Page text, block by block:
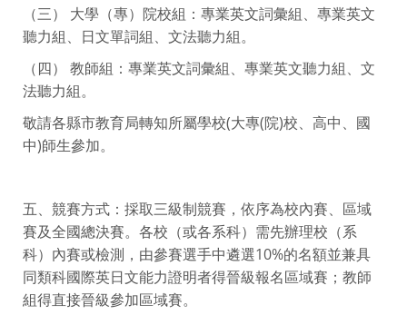
（三） 大學（專）院校組：專業英文詞彙組、專業英文
聽力組、日文單詞組、文法聽力組。
（四） 教師組：專業英文詞彙組、專業英文聽力組、文
法聽力組。
敬請各縣市教育局轉知所屬學校(大專(院)校、高中、國
中)師生參加。
五、競賽方式：採取三級制競賽，依序為校內賽、區域
賽及全國總決賽。各校（或各系科）需先辦理校（系
科）內賽或檢測，由參賽選手中遴選10%的名額並兼具
同類科國際英日文能力證明者得晉級報名區域賽；教師
組得直接晉級參加區域賽。